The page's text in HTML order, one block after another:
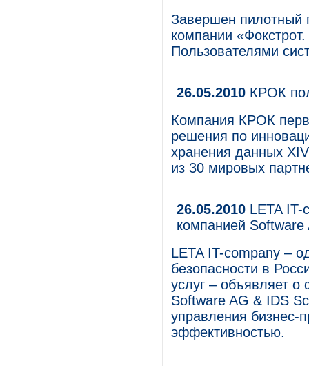
Завершен пилотный
компании
Пользователями
26.05.2010 КРОК
Компания КРОК
решения по
хранения данных
из 30 мировых
26.05.2010 LETA
компанией
LETA IT-company –
безопасности в
услуг – объявляет
Software AG & IDS
управления бизнес-
эффективностью.